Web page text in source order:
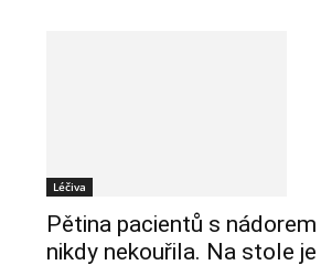
Léčiva
Pětina pacientů s
nikdy nekouřila. Na stole je